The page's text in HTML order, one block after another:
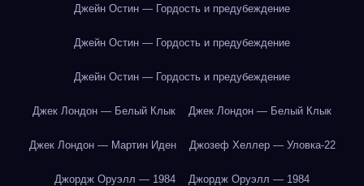
Джейн Остин — Гордость и предубеждение
Джейн Остин — Гордость и предубеждение
Джейн Остин — Гордость и предубеждение
Джек Лондон — Белый Клык Джек Лондон — Белый Клык
Джек Лондон — Мартин Иден Джозеф Хеллер — Уловка-22
Джордж Оруэлл — 1984 Джордж Оруэлл — 1984